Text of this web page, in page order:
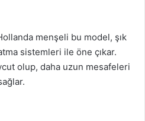
menşeli bu model, şık
sistemleri ile öne çıkar.
olup, daha uzun mesafeleri